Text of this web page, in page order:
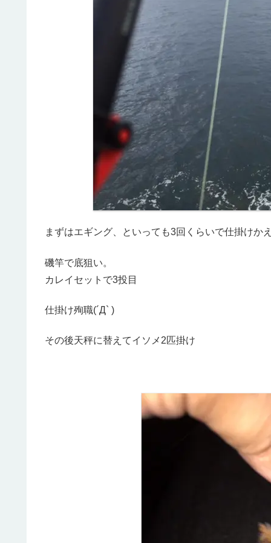
まずはエギング、といっても3回くらいで仕掛けか
磯竿で底狙い。
カレイセットで3投目
仕掛け殉職(´Д` )
その後天秤に替えてイソメ2匹掛け